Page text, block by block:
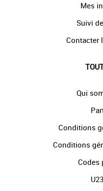
Mes
Suivi
Contacter
Qui
Conditions
Conditions
Codes